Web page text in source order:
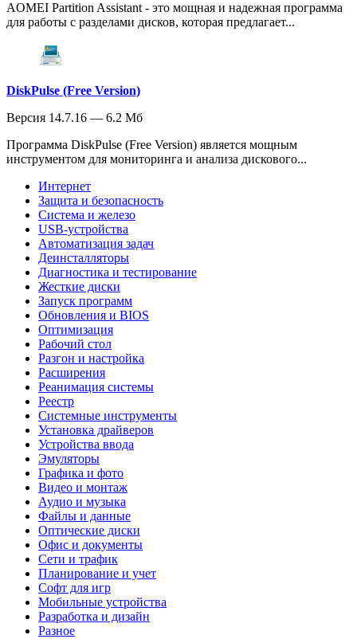
AOMEI Partition Assistant - это мощная и надежная программа
для работы с разделами дисков, которая предлагает...
DiskPulse (Free Version)
Версия 14.7.16 — 6.2 Мб
Программа DiskPulse (Free Version) является мощным
инструментом для мониторинга и анализа дискового...
Интернет
Защита и безопасность
Система и железо
USB-устройства
Автоматизация задач
Деинсталляторы
Диагностика и тестирование
Жесткие диски
Запуск программ
Обновления и BIOS
Оптимизация
Рабочий стол
Разгон и настройка
Расширения
Реанимация системы
Реестр
Системные инструменты
Установка драйверов
Устройства ввода
Эмуляторы
Графика и фото
Видео и монтаж
Аудио и музыка
Файлы и данные
Оптические диски
Офис и документы
Сети и трафик
Планирование и учет
Софт для игр
Мобильные устройства
Разработка и дизайн
Разное